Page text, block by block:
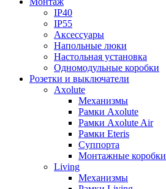
IP40
IP55
Аксессуары
Напольные люки
Настольная установка
Одномодульные коробки
Розетки и выключатели
Axolute
Механизмы
Рамки Axolute
Рамки Axolute Air
Рамки Eteris
Суппорта
Монтажные коробки
Living
Механизмы